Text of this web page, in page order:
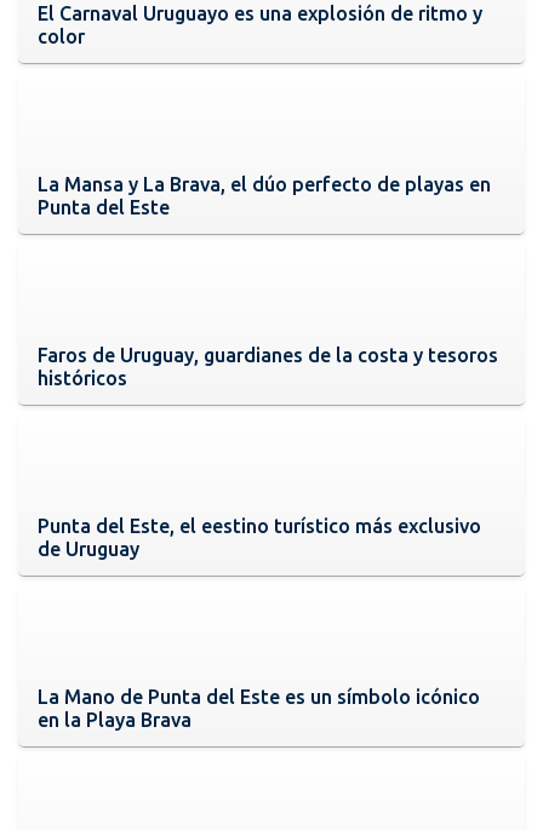
El Carnaval Uruguayo es una explosión de ritmo y
color
La Mansa y La Brava, el dúo perfecto de playas en
Punta del Este
Faros de Uruguay, guardianes de la costa y tesoros
históricos
Punta del Este, el eestino turístico más exclusivo
de Uruguay
La Mano de Punta del Este es un símbolo icónico
en la Playa Brava